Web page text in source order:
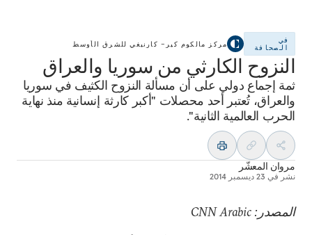
في
الصحافة
مركز مالكوم كير– كارنيغي للشرق الأوسط
النزوح الكارثي من سوريا والعراق
ثمة إجماع دولي على أن مسألة النزوح الكثيف في سوريا
والعراق، تُعتبر أحد محصلات "أكبر كارثة إنسانية منذ نهاية
الحرب العالمية الثانية".
مروان المعشّر
نشر في 23 ديسمبر 2014
المصدر: CNN Arabic